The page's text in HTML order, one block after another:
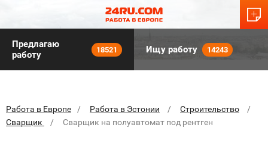
Предлагаю
работу
18521 Ищу работу 14243
Работа в Европе Работа в Эстонии
Строительство
Сварщик
Cварщик на полуавтомат под рентген